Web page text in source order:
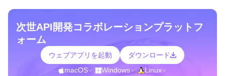
次世API開発コラボレーションプラットフ
ォーム
ウェブアプリを起動
ダウンロード
macOS
Windows Linux